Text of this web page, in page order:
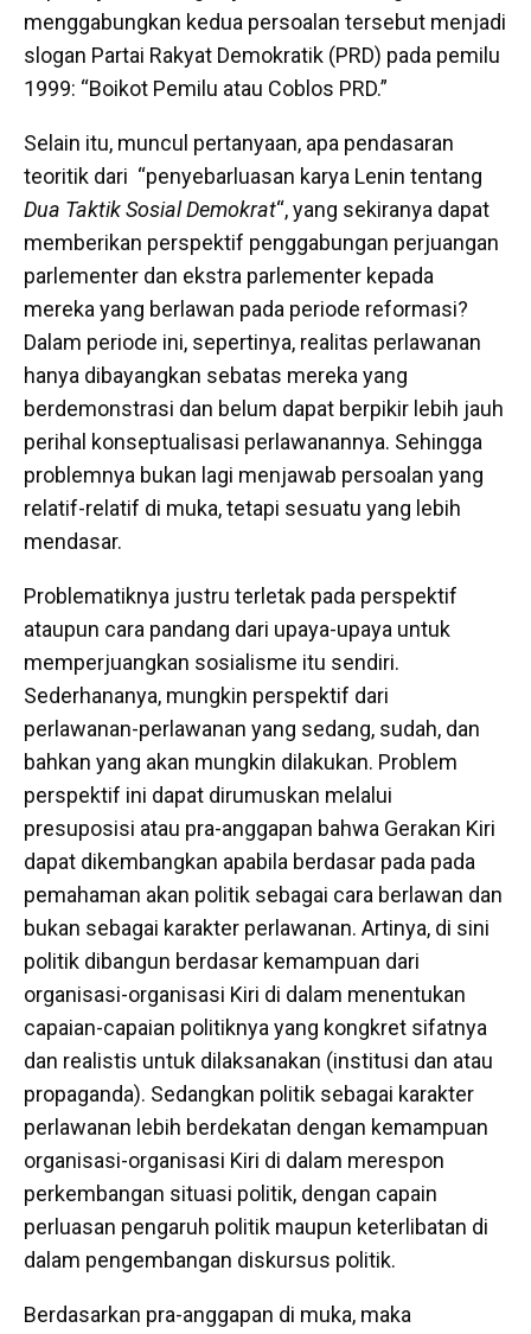
menggabungkan kedua persoalan tersebut menjadi
slogan Partai Rakyat Demokratik (PRD) pada pemilu
1999: “Boikot Pemilu atau Coblos PRD.”
Selain itu, muncul pertanyaan, apa pendasaran
teoritik dari “penyebarluasan karya Lenin tentang
Dua Taktik Sosial Demokrat“, yang sekiranya dapat
memberikan perspektif penggabungan perjuangan
parlementer dan ekstra parlementer kepada
mereka yang berlawan pada periode reformasi?
Dalam periode ini, sepertinya, realitas perlawanan
hanya dibayangkan sebatas mereka yang
berdemonstrasi dan belum dapat berpikir lebih jauh
perihal konseptualisasi perlawanannya. Sehingga
problemnya bukan lagi menjawab persoalan yang
relatif-relatif di muka, tetapi sesuatu yang lebih
mendasar.
Problematiknya justru terletak pada perspektif
ataupun cara pandang dari upaya-upaya untuk
memperjuangkan sosialisme itu sendiri.
Sederhananya, mungkin perspektif dari
perlawanan-perlawanan yang sedang, sudah, dan
bahkan yang akan mungkin dilakukan. Problem
perspektif ini dapat dirumuskan melalui
presuposisi atau pra-anggapan bahwa Gerakan Kiri
dapat dikembangkan apabila berdasar pada pada
pemahaman akan politik sebagai cara berlawan dan
bukan sebagai karakter perlawanan. Artinya, di sini
politik dibangun berdasar kemampuan dari
organisasi-organisasi Kiri di dalam menentukan
capaian-capaian politiknya yang kongkret sifatnya
dan realistis untuk dilaksanakan (institusi dan atau
propaganda). Sedangkan politik sebagai karakter
perlawanan lebih berdekatan dengan kemampuan
organisasi-organisasi Kiri di dalam merespon
perkembangan situasi politik, dengan capain
perluasan pengaruh politik maupun keterlibatan di
dalam pengembangan diskursus politik.
Berdasarkan pra-anggapan di muka, maka